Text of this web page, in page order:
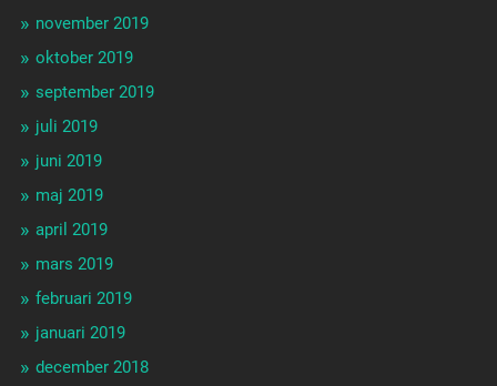
november 2019
oktober 2019
september 2019
juli 2019
juni 2019
maj 2019
april 2019
mars 2019
februari 2019
januari 2019
december 2018